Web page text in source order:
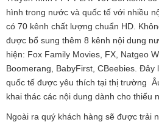
hình trong nước và quốc tế với nhiều
có 70 kênh chất lượng chuẩn HD.
được bổ sung thêm 8 kênh nội dung
hiện: Fox Family Movies, FX, Natgeo
Boomerang, BabyFirst, CBeebies.
quốc tế được yêu thích tại thị trường
khai thác các nội dung dành cho thiếu
Ngoài ra quý khách hàng sẽ được trải